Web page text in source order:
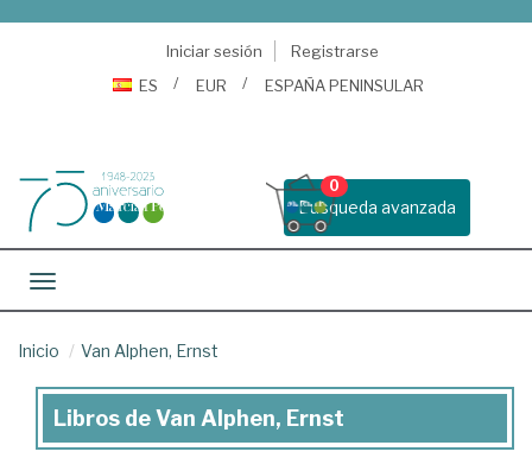
Iniciar sesión
Registrarse
ES
EUR ESPAÑA PENINSULAR
Busqueda avanzada
0
Toggle navigation
Inicio Van Alphen, Ernst
Libros
Libros de Van Alphen, Ernst